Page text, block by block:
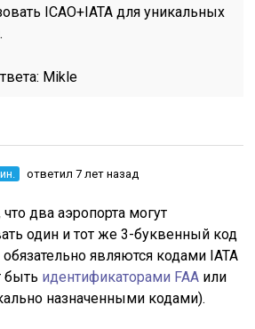
ICAO+IATA для уникальных
Mikle
ответил 7 лет назад
два аэропорта могут
один и тот же 3-буквенный код
являются кодами IATA
быть идентификаторами FAA или
назначенными кодами).